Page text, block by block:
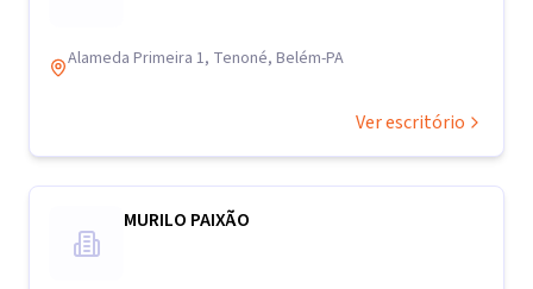
Alameda Primeira 1, Tenoné, Belém-PA
Ver escritório
MURILO PAIXÃO